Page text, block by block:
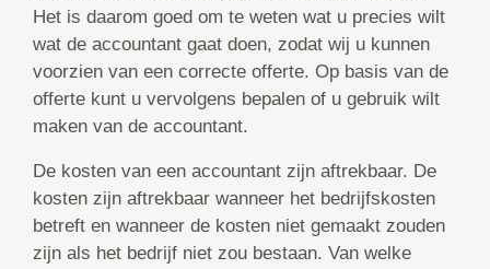
Het is daarom goed om te weten wat u precies wilt
wat de accountant gaat doen, zodat wij u kunnen
voorzien van een correcte offerte. Op basis van de
offerte kunt u vervolgens bepalen of u gebruik wilt
maken van de accountant.
De kosten van een accountant zijn aftrekbaar. De
kosten zijn aftrekbaar wanneer het bedrijfskosten
betreft en wanneer de kosten niet gemaakt zouden
zijn als het bedrijf niet zou bestaan. Van welke